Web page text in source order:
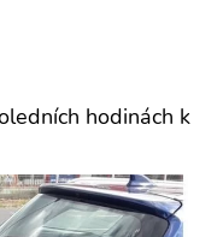
hodinách k